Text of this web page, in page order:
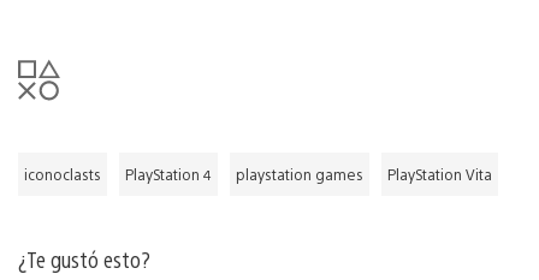
iconoclasts PlayStation 4 playstation games PlayStation Vita
¿Te gustó esto?